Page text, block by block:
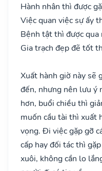
Hành nhân thì được
Việc quan việc sự ấy
Bệnh tật thì được qua
Gia trạch đẹp đẽ tốt
Xuất hành giờ này sẽ
đến, nhưng nên lưu ý
hơn, buổi chiều thì
muốn cầu tài thì xuất
vọng. Đi việc gặp gỡ
cấp hay đối tác thì
xuôi, không cần lo